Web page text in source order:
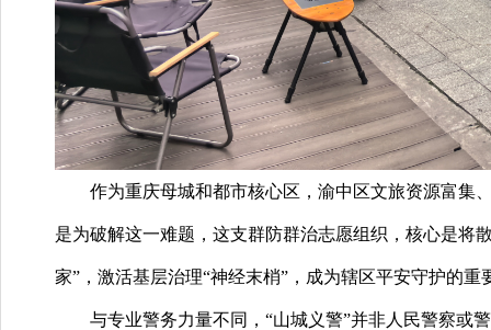
作为重庆母城和都市核心区，渝中区文旅资源富集
是为破解这一难题，这支群防群治志愿组织，核心是将
家”，激活基层治理“神经末梢”，成为辖区平安守护的重
与专业警务力量不同， “山城义警”并非人民警察或